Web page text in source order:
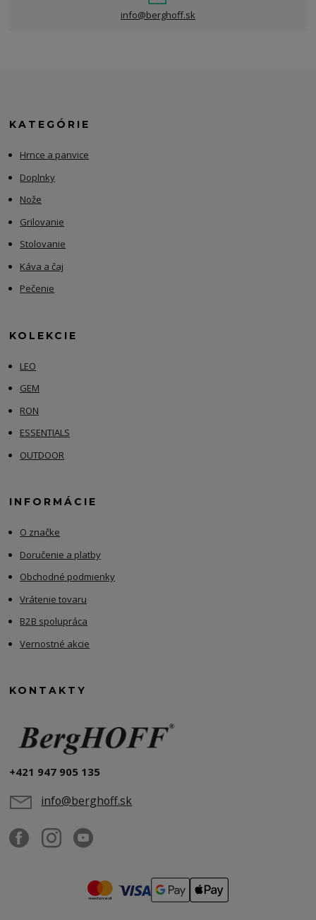
info@berghoff.sk
KATEGÓRIE
Hrnce a panvice
Doplnky
Nože
Grilovanie
Stolovanie
Káva a čaj
Pečenie
KOLEKCIE
LEO
GEM
RON
ESSENTIALS
OUTDOOR
INFORMÁCIE
O značke
Doručenie a platby
Obchodné podmienky
Vrátenie tovaru
B2B spolupráca
Vernostné akcie
KONTAKTY
+421 947 905 135
info@berghoff.sk